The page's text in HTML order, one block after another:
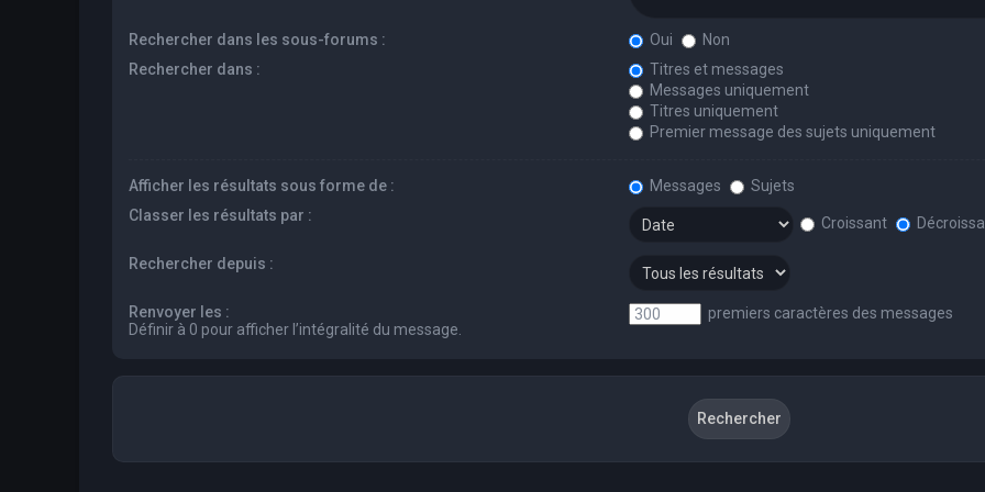
Rechercher dans les sous-forums : Oui
Non
Rechercher dans :
Titres et messages
Messages uniquement
Titres uniquement
Premier message des sujets uniquement
Afficher les résultats sous forme de : Messages
Sujets
Classer les résultats par :
Croissant
Rechercher depuis :
Renvoyer les :
Définir à 0 pour afficher l’intégralité du message.
premiers caractères des messages